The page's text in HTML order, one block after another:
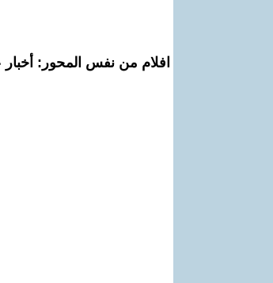
افلام من نفس المحور: أخبار